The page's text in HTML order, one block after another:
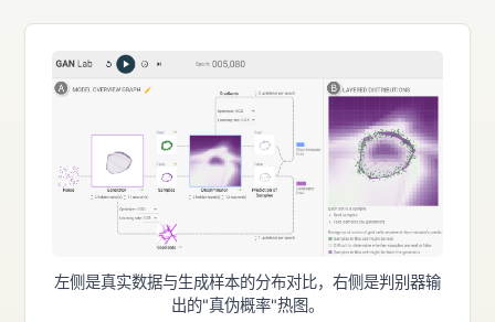
左侧是真实数据与生成样本的分布对比，右侧是判别器输
出的"真伪概率"热图。